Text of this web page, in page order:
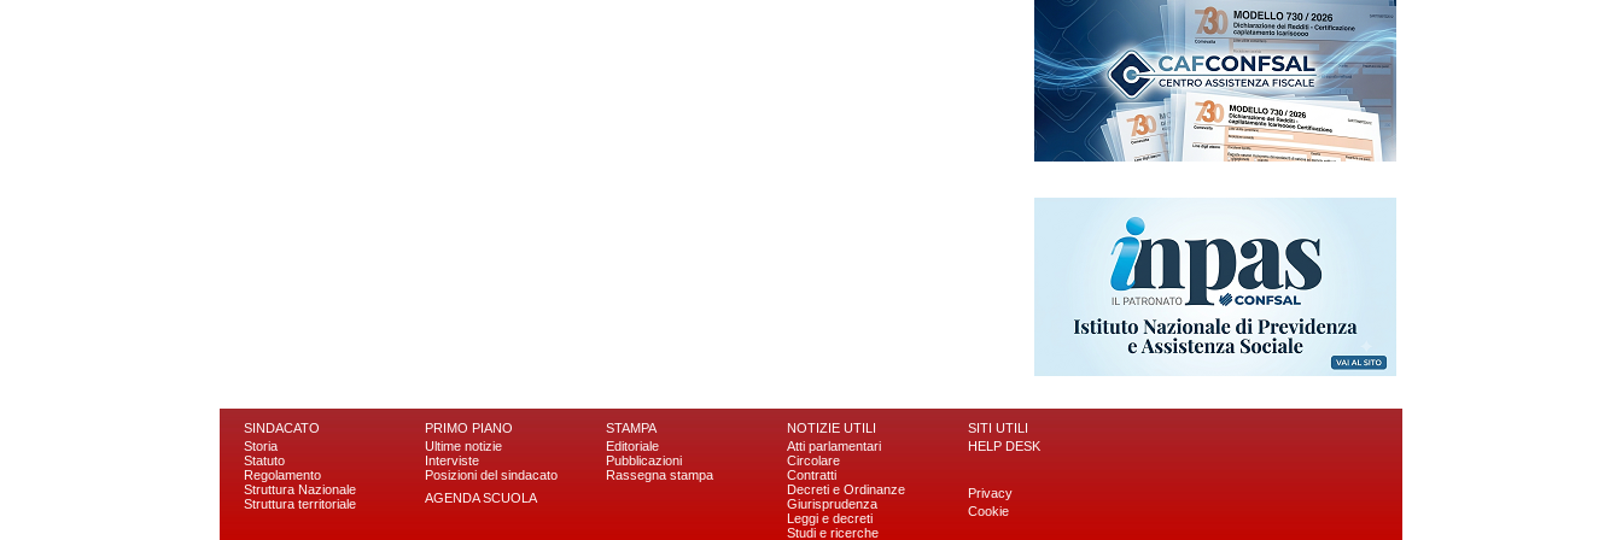
SINDACATO
Storia
Statuto
Regolamento
Struttura Nazionale
Struttura territoriale
PRIMO PIANO
Ultime notizie
Interviste
Posizioni del sindacato
AGENDA SCUOLA
STAMPA
Editoriale
Pubblicazioni
Rassegna stampa
NOTIZIE UTILI
Atti parlamentari
Circolare
Contratti
Decreti e Ordinanze
Giurisprudenza
Leggi e decreti
Studi e ricerche
SITI UTILI
HELP DESK
Privacy
Cookie